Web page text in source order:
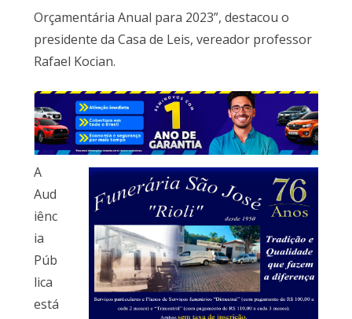
Orçamentária Anual para 2023”, destacou o
presidente da Casa de Leis, vereador professor
Rafael Kocian.
A
Aud
iênc
ia
Púb
lica
está